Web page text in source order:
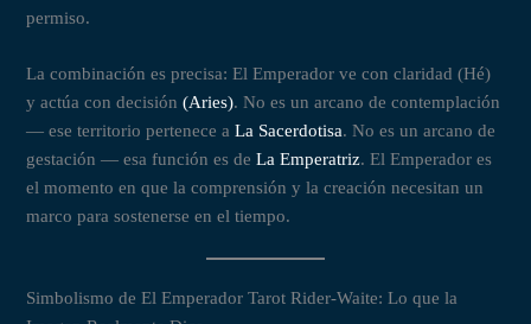
permiso.
La combinación es precisa: El Emperador ve con claridad (Hé)
y actúa con decisión(Aries). No es un arcano de contemplación
— ese territorio pertenece aLa Sacerdotisa. No es un arcano de
gestación — esa función es deLa Emperatriz. El Emperador es
el momento en que la comprensión y la creación necesitan un
marco para sostenerse en el tiempo.
Simbolismo de El Emperador Tarot Rider-Waite: Lo que la